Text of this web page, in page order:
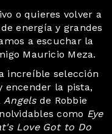
o quieres volver a
energía y grandes
a escuchar la
Mauricio Meza.
increíble selección
encender la pista,
Angelsde Robbie
como Eye
Love Got to Do